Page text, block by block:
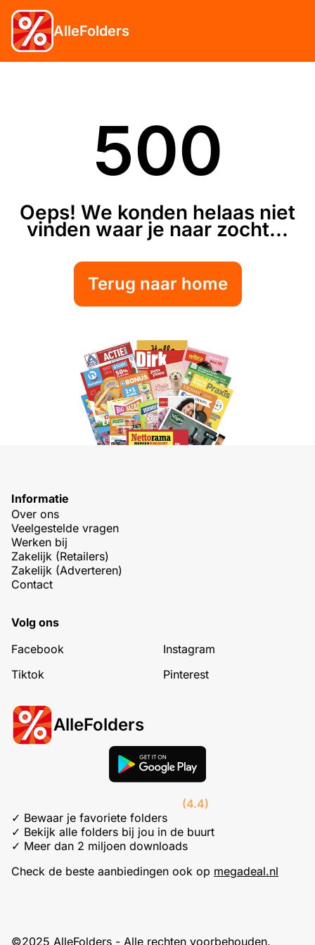
AlleFolders
500
Oeps! We konden helaas niet
vinden waar je naar zocht...
Terug naar home
Informatie
Over ons
Veelgestelde vragen
Werken bij
Zakelijk (Retailers)
Zakelijk (Adverteren)
Contact
Volg ons
Facebook
Instagram
Tiktok
Pinterest
AlleFolders
(4.4)
✓ Bewaar je favoriete folders
✓ Bekijk alle folders bij jou in de buurt
✓ Meer dan 2 miljoen downloads
Check de beste aanbiedingen ook op megadeal.nl
©2025 AlleFolders - Alle rechten voorbehouden.